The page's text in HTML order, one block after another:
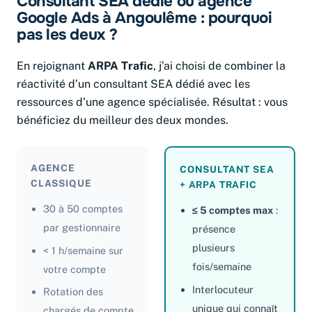
Google Ads à Angoulême : pourquoi
pas les deux ?
En rejoignant ARPA Trafic, j’ai choisi de combiner la
réactivité d’un consultant SEA dédié avec les
ressources d’une agence spécialisée. Résultat : vous
bénéficiez du meilleur des deux mondes.
AGENCE
CLASSIQUE
30 à 50 comptes
par gestionnaire
< 1 h/semaine sur
votre compte
Rotation des
CONSULTANT SEA
+ ARPA TRAFIC
≤ 5 comptes max:
présence
plusieurs
fois/semaine
Interlocuteur
unique qui connaît